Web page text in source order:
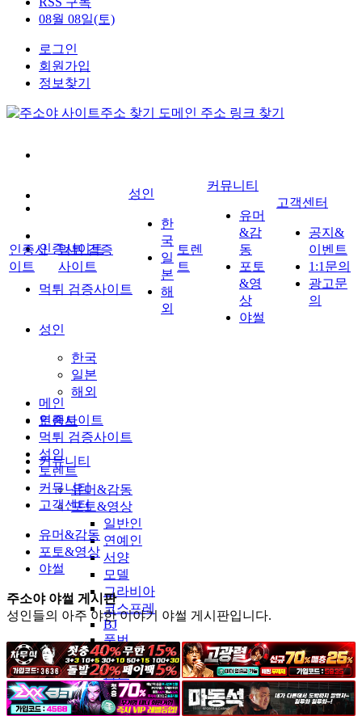
08월 08일(토)
로그인
회원가입
정보찾기
인증사이트
먹튀 검증사이트
성인
한국
일본
해외
토렌트
커뮤니티
유머&감동
포토&영상
일반인
연예인
서양
모델
그라비아
코스프레
BJ
품번
후방주의
움짤
스포츠
기타
인증사
이트
먹튀 검증
사이트
성인
한
국
일
본
해
외
토렌
트
커뮤니티
유머
&감
동
포토
&영
상
야썰
고객센터
공지&
이벤트
1:1문의
광고문
의
메인
인증사이트
먹튀 검증사이트
성인
토렌트
커뮤니티
고객센터
유머&감동
포토&영상
야썰
주소야 야썰 게시판
성인들의 아주 야한 이야기 야썰 게시판입니다.